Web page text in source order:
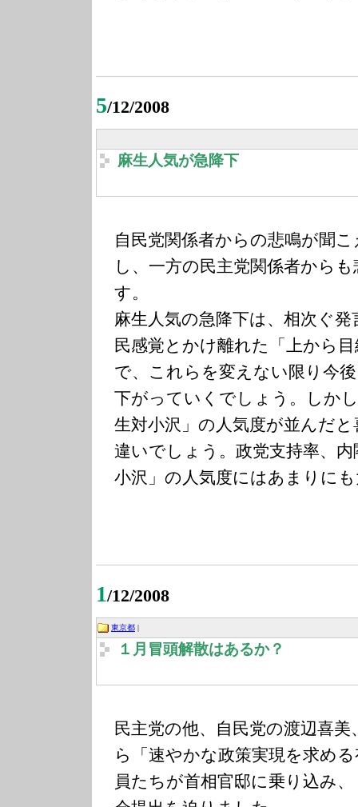
5/12/2008
麻生人気が急降下
自民党関係者からの悲鳴が聞
し、一方の民主党関係者から
す。
麻生人気の急降下は、相次ぐ
民感覚とかけ離れた「上から
で、これらを変えない限り今
下がっていくでしょう。しか
生対小沢」の人気度が並んだ
違いでしょう。政党支持率、
小沢」の人気度にはあまりに
1/12/2008
東京都 |
１月冒頭解散はあるか？
民主党の他、自民党の渡辺喜美
ら「速やかな政策実現を求め
員たちが首相官邸に乗り込み